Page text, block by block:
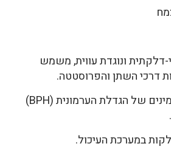
ונוגדת עווית, משמש
דרכי השתן והפרוסטטה.
מסייע בהקלה על תסמינים של הגדלת הערמונית (BPH)
במערכת העיכול.